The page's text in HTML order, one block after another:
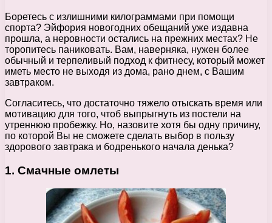
Боретесь с излишними килограммами при помощи
спорта? Эйфория новогодних обещаний уже издавна
прошла, а неровности остались на прежних местах? Не
торопитесь паниковать. Вам, наверняка, нужен более
обычный и терпеливый подход к фитнесу, который может
иметь место не выходя из дома, рано днем, с Вашим
завтраком.
Согласитесь, что достаточно тяжело отыскать время или
мотивацию для того, чтоб выпрыгнуть из постели на
утреннюю пробежку. Но, назовите хотя бы одну причину,
по которой Вы не сможете сделать выбор в пользу
здорового завтрака и бодренького начала денька?
1. Смачные омлеты